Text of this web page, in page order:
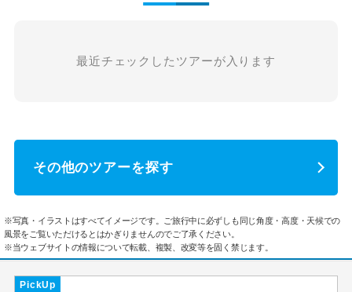
最近チェックしたツアーが入ります
その他のツアーを探す
※写真・イラストはすべてイメージです。ご旅行中に必ずしも同じ角度・高度・天候での
風景をご覧いただけるとはかぎりませんのでご了承ください。
※当ウェブサイトの情報について転載、複製、改変等を固く禁じます。
PickUp